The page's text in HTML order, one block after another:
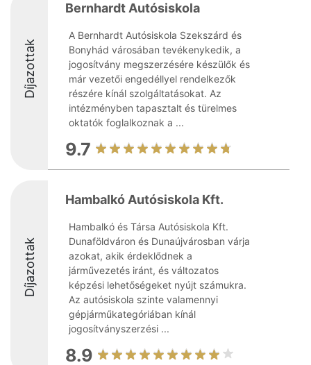
Díjazottak
Bernhardt Autósiskola
A Bernhardt Autósiskola Szekszárd és
Bonyhád városában tevékenykedik, a
jogosítvány megszerzésére készülők és
már vezetői engedéllyel rendelkezők
részére kínál szolgáltatásokat. Az
intézményben tapasztalt és türelmes
oktatók foglalkoznak a ...
9.7
Díjazottak
Hambalkó Autósiskola Kft.
Hambalkó és Társa Autósiskola Kft.
Dunaföldváron és Dunaújvárosban várja
azokat, akik érdeklődnek a
járművezetés iránt, és változatos
képzési lehetőségeket nyújt számukra.
Az autósiskola szinte valamennyi
gépjárműkategóriában kínál
jogosítványszerzési ...
8.9